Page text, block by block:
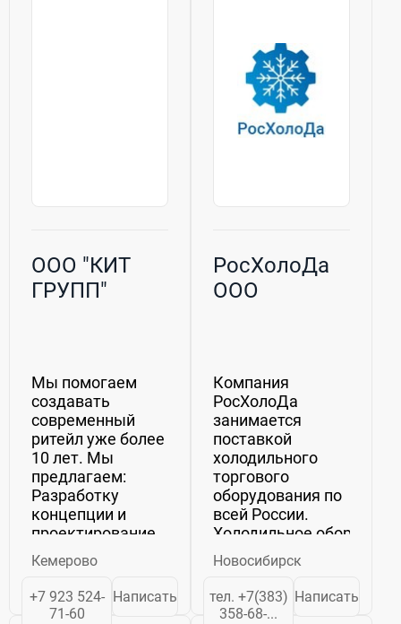
ООО "КИТ
ГРУПП"
Мы помогаем
создавать
современный
ритейл уже более
10 лет. Мы
предлагаем:
Разработку
концепции и
проектирование
объектов
торговли,
предприятий
общественного
Кемерово
+7 923 524-
71-60
Написать
РосХолоДа
ООО
Компания
РосХолоДа
занимается
поставкой
холодильного
торгового
оборудования по
всей России.
Холодильное
компании
РосХолоДа,
самое выгодное
предложение на
Новосибирск
тел. +7(383)
358-68-...
Написать